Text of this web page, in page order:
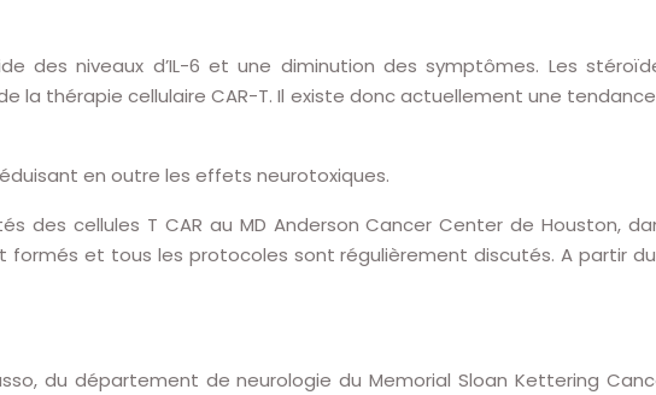
des niveaux d’IL-6 et une diminution des symptômes. Les
la thérapie cellulaire CAR-T. Il existe donc actuellement une
en outre les effets neurotoxiques.
des cellules T CAR au MD Anderson Cancer Center de Houston,
et tous les protocoles sont régulièrement discutés. A partir
du département de neurologie du Memorial Sloan Kettering